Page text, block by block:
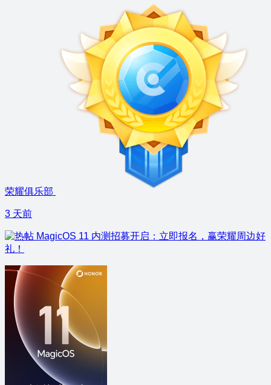
荣耀俱乐部
3 天前
MagicOS 11 内测招募开启：立即报名，赢荣耀周边好
礼！